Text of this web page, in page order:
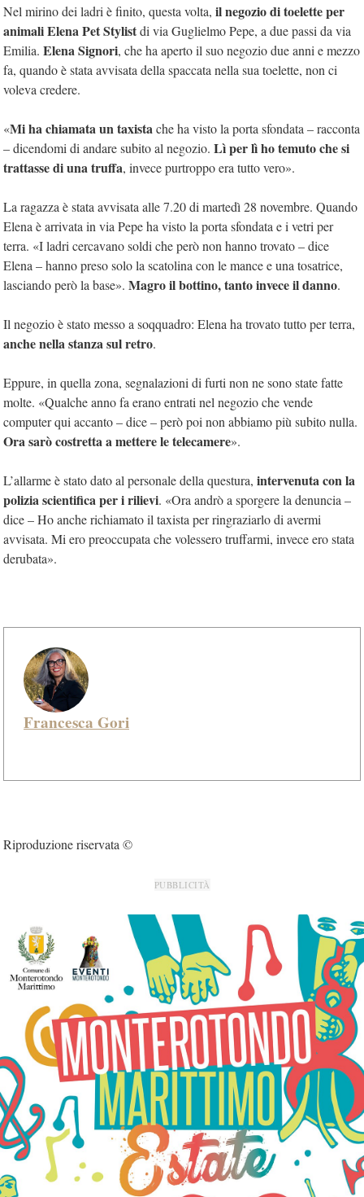
Nel mirino dei ladri è finito, questa volta, il negozio di toelette per
animali Elena Pet Stylistdi via Guglielmo Pepe, a due passi da via
Emilia. Elena Signori, che ha aperto il suo negozio due anni e mezzo
fa, quando è stata avvisata della spaccata nella sua toelette, non ci
voleva credere.
«Mi ha chiamata un taxistache ha visto la porta sfondata – racconta
– dicendomi di andare subito al negozio. Lì per lì ho temuto che si
trattasse di una truffa, invece purtroppo era tutto vero».
La ragazza è stata avvisata alle 7.20 di martedì 28 novembre. Quando
Elena è arrivata in via Pepe ha visto la porta sfondata e i vetri per
terra. «I ladri cercavano soldi che però non hanno trovato – dice
Elena – hanno preso solo la scatolina con le mance e una tosatrice,
lasciando però la base». Magro il bottino, tanto invece il danno.
Il negozio è stato messo a soqquadro: Elena ha trovato tutto per terra,
anche nella stanza sul retro.
Eppure, in quella zona, segnalazioni di furti non ne sono state fatte
molte. «Qualche anno fa erano entrati nel negozio che vende
computer qui accanto – dice – però poi non abbiamo più subito nulla.
Ora sarò costretta a mettere le telecamere».
L’allarme è stato dato al personale della questura, intervenuta con la
polizia scientifica per i rilievi. «Ora andrò a sporgere la denuncia –
dice – Ho anche richiamato il taxista per ringraziarlo di avermi
avvisata. Mi ero preoccupata che volessero truffarmi, invece ero stata
derubata».
Francesca Gori
Riproduzione riservata ©
PUBBLICITÀ